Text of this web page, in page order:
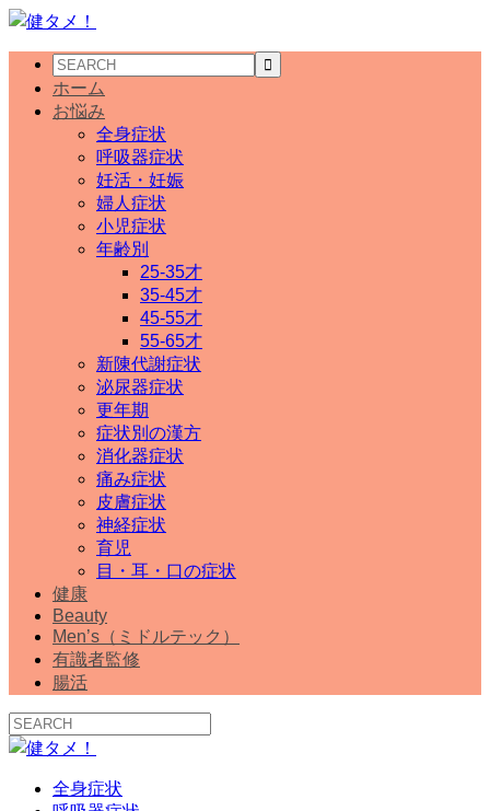
ホーム
お悩み
全身症状
呼吸器症状
妊活・妊娠
婦人症状
小児症状
年齢別
25-35才
35-45才
45-55才
55-65才
新陳代謝症状
泌尿器症状
更年期
症状別の漢方
消化器症状
痛み症状
皮膚症状
神経症状
育児
目・耳・口の症状
健康
Beauty
Men’s（ミドルテック）
有識者監修
腸活
全身症状